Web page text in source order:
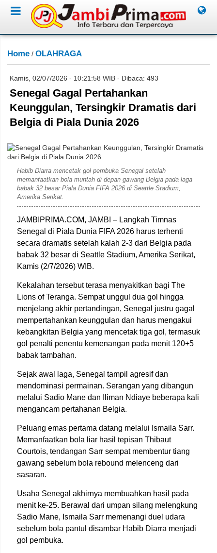
Home / OLAHRAGA
Kamis, 02/07/2026 - 10:21:58 WIB - Dibaca: 493
Senegal Gagal Pertahankan
Keunggulan, Tersingkir Dramatis dari
Belgia di Piala Dunia 2026
Habib Diarra mencetak gol pembuka Senegal setelah
memanfaatkan bola muntah di depan gawang Belgia pada laga
babak 32 besar Piala Dunia FIFA 2026 di Seattle Stadium,
Amerika Serikat.
JAMBIPRIMA.COM, JAMBI – Langkah Timnas
Senegal di Piala Dunia FIFA 2026 harus terhenti
secara dramatis setelah kalah 2-3 dari Belgia pada
babak 32 besar di Seattle Stadium, Amerika Serikat,
Kamis (2/7/2026) WIB.
Kekalahan tersebut terasa menyakitkan bagi The
Lions of Teranga. Sempat unggul dua gol hingga
menjelang akhir pertandingan, Senegal justru gagal
mempertahankan keunggulan dan harus mengakui
kebangkitan Belgia yang mencetak tiga gol, termasuk
gol penalti penentu kemenangan pada menit 120+5
babak tambahan.
Sejak awal laga, Senegal tampil agresif dan
mendominasi permainan. Serangan yang dibangun
melalui Sadio Mane dan Iliman Ndiaye beberapa kali
mengancam pertahanan Belgia.
Peluang emas pertama datang melalui Ismaila Sarr.
Memanfaatkan bola liar hasil tepisan Thibaut
Courtois, tendangan Sarr sempat membentur tiang
gawang sebelum bola rebound melenceng dari
sasaran.
Usaha Senegal akhirnya membuahkan hasil pada
menit ke-25. Berawal dari umpan silang melengkung
Sadio Mane, Ismaila Sarr memenangi duel udara
sebelum bola pantul disambar Habib Diarra menjadi
gol pembuka.